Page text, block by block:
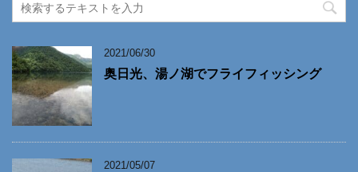
2021/06/30
奥日光、湯ノ湖でフライフィッシング
2021/05/07